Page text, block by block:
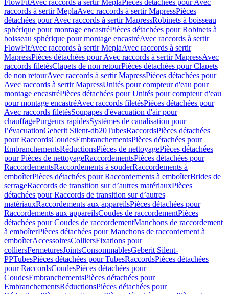
FlowFitAvec raccords à sertir MeplaPièces détachées pour Avec
raccords à sertir MeplaAvec raccords à sertir MapressPièces
détachées pour Avec raccords à sertir MapressRobinets à boisseau
sphérique pour montage encastréPièces détachées pour Robinets à
boisseau sphérique pour montage encastréAvec raccords à sertir
FlowFitAvec raccords à sertir MeplaAvec raccords à sertir
MapressPièces détachées pour Avec raccords à sertir MapressAvec
raccords filetésClapets de non retourPièces détachées pour Clapets
de non retourAvec raccords à sertir MapressPièces détachées pour
Avec raccords à sertir MapressUnités pour compteur d'eau pour
montage encastréPièces détachées pour Unités pour compteur d'eau
pour montage encastréAvec raccords filetésPièces détachées pour
Avec raccords filetésSoupapes d'évacuation d'air pour
chauffagePurgeurs rapidesSystèmes de canalisation pour
l’évacuationGeberit Silent-db20TubesRaccordsPièces détachées
pour RaccordsCoudesEmbranchementsPièces détachées pour
EmbranchementsRéductionsPièces de nettoyagePièces détachées
pour Pièces de nettoyageRaccordementsPièces détachées pour
RaccordementsRaccordements à souderRaccordements à
emboîterPièces détachées pour Raccordements à emboîterBrides de
serrageRaccords de transition sur d’autres matériauxPièces
détachées pour Raccords de transition sur d’autres
matériauxRaccordements aux appareilsPièces détachées pour
Raccordements aux appareilsCoudes de raccordementPièces
détachées pour Coudes de raccordementManchons de raccordement
à emboîterPièces détachées pour Manchons de raccordement à
emboîterAccessoiresColliersFixations pour
colliersFermeturesJointsConsommablesGeberit Silent-
PPTubesPièces détachées pour TubesRaccordsPièces détachées
pour RaccordsCoudesPièces détachées pour
CoudesEmbranchementsPièces détachées pour
EmbranchementsRéductionsPièces détachées pour